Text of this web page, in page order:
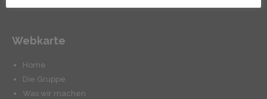
Webkarte
Home
Die Gruppe
Was wir machen